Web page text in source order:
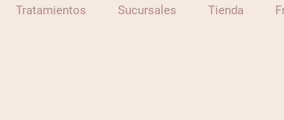
Tratamientos Sucursales Tienda